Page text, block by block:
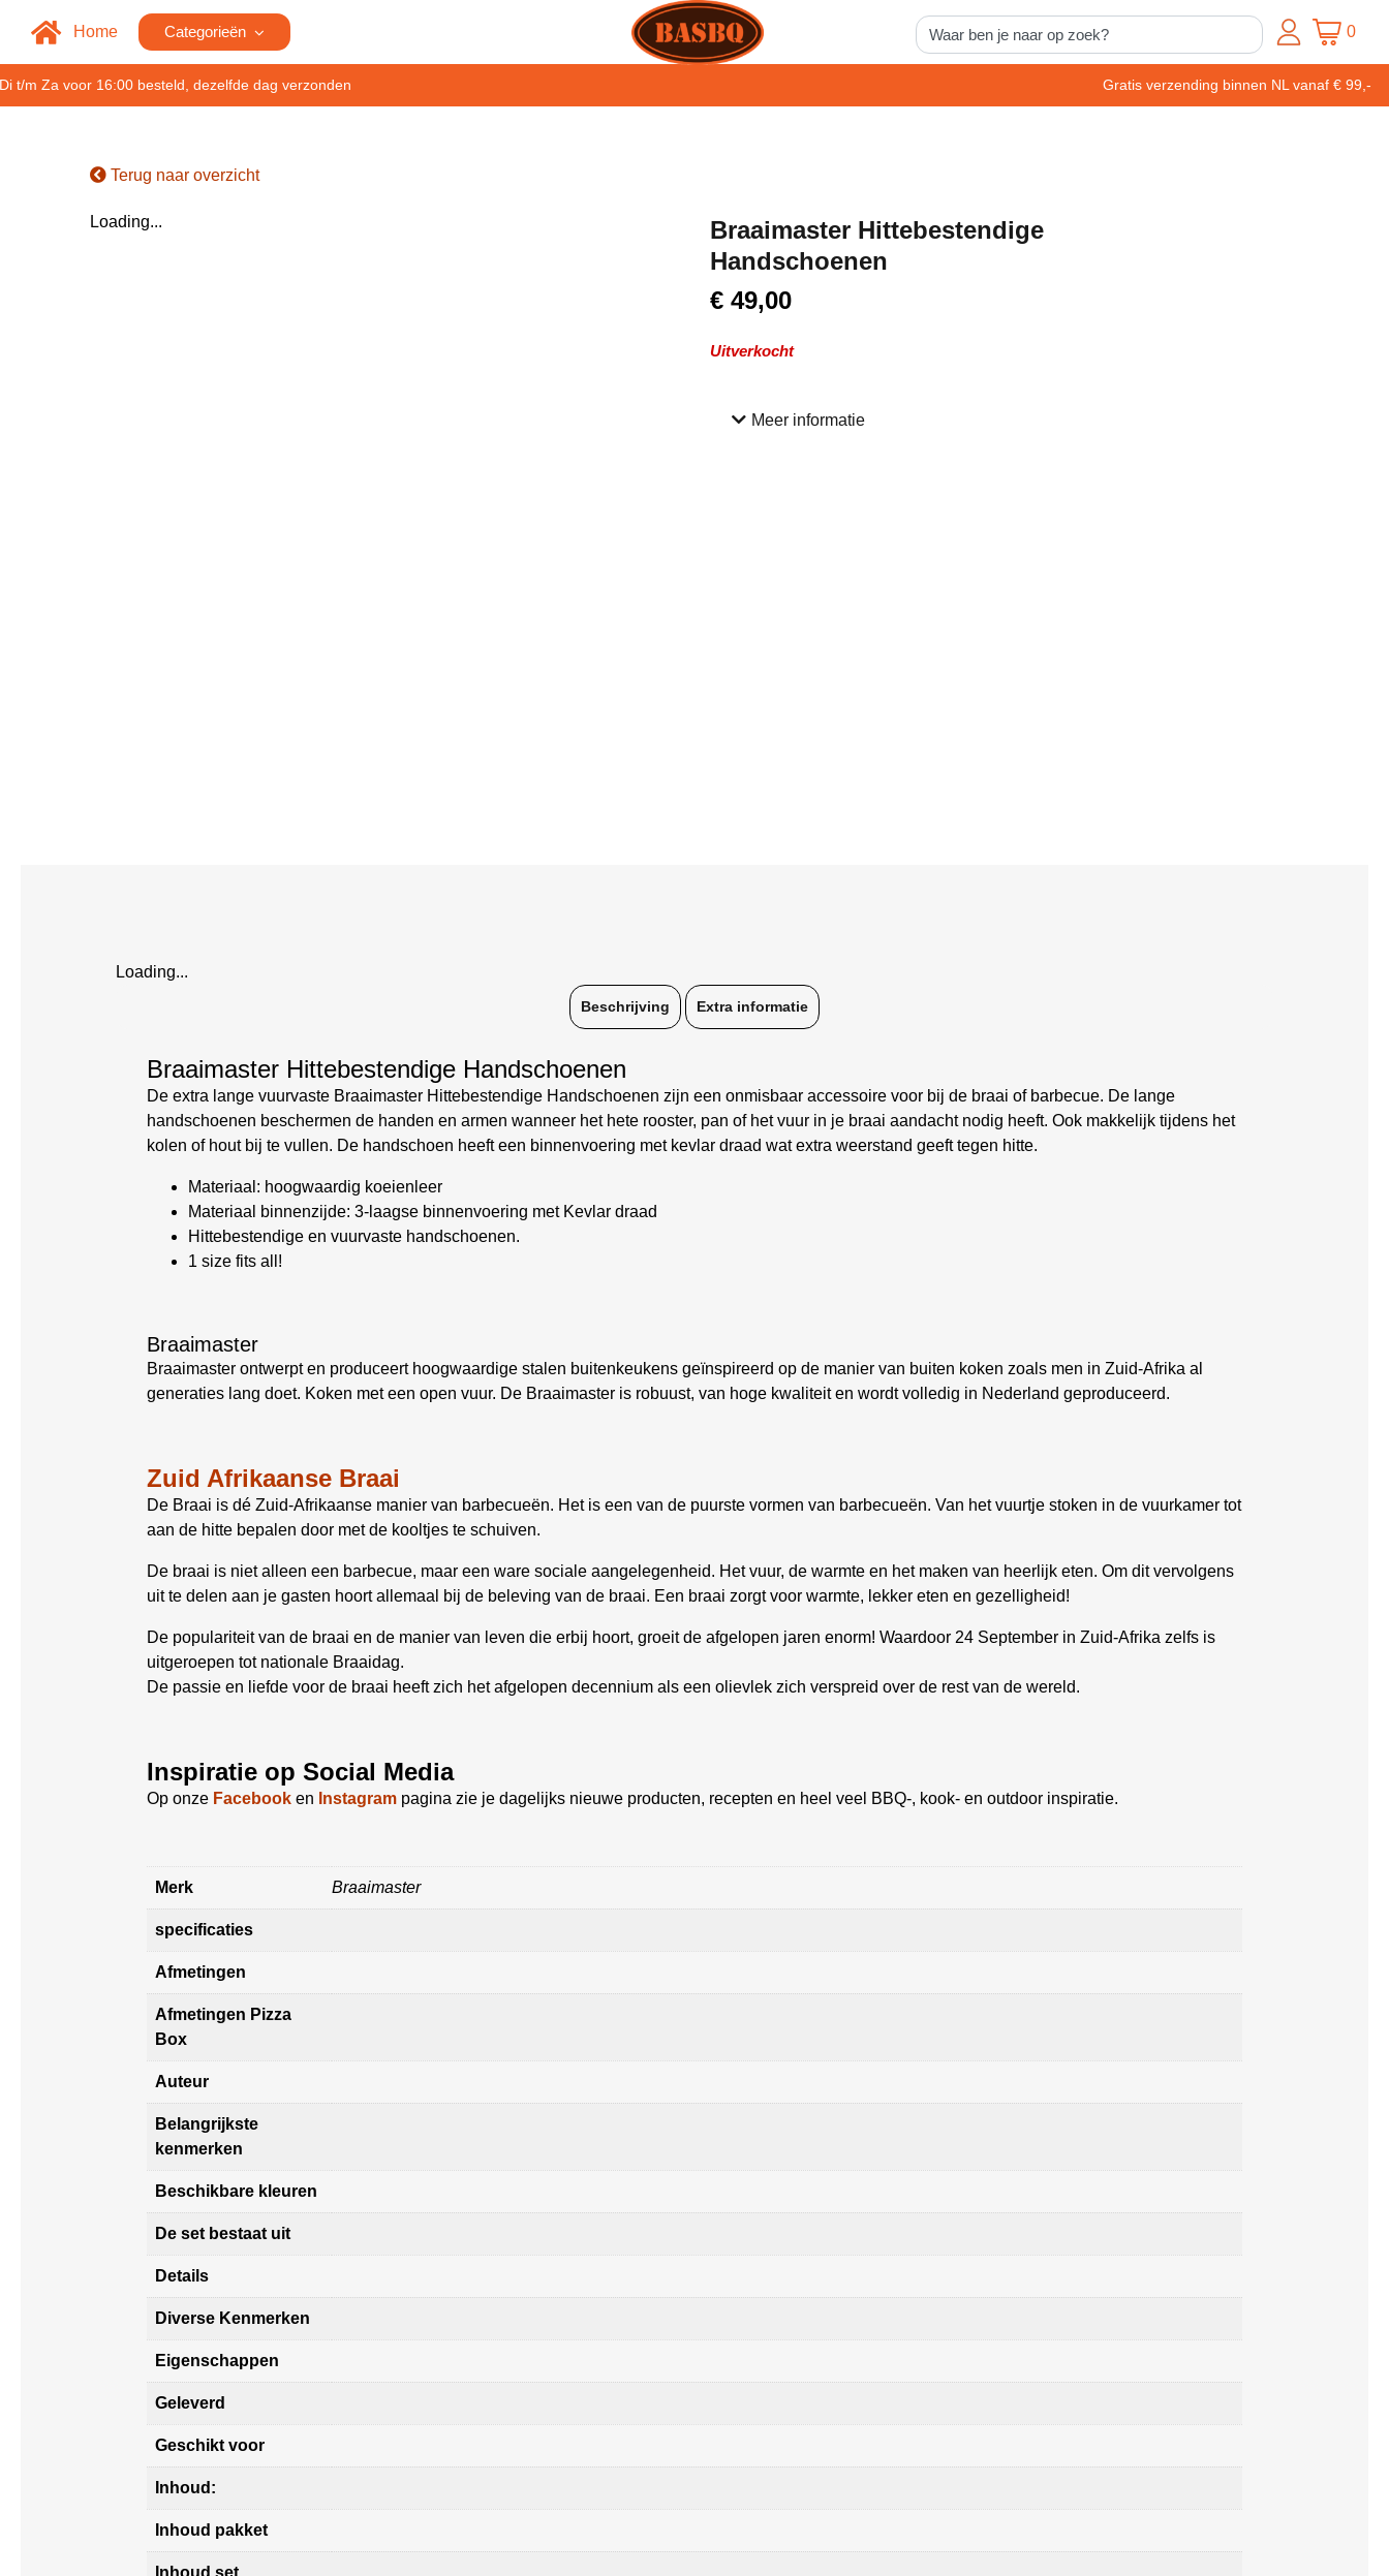
Home Categorieën 0
t/m Za voor 16:00 besteld, dezelfde dag verzonden Gratis verzending binnen NL vanaf € 99,-
Terug naar overzicht
Loading...
Braaimaster Hittebestendige
Handschoenen
€ 49,00
Uitverkocht
Meer informatie
Loading...
Beschrijving Extra informatie
Braaimaster Hittebestendige Handschoenen
De extra lange vuurvaste Braaimaster Hittebestendige Handschoenen zijn een onmisbaar accessoire voor bij de braai of barbecue. De lange
handschoenen beschermen de handen en armen wanneer het hete rooster, pan of het vuur in je braai aandacht nodig heeft. Ook makkelijk tijdens het
kolen of hout bij te vullen. De handschoen heeft een binnenvoering met kevlar draad wat extra weerstand geeft tegen hitte.
Materiaal: hoogwaardig koeienleer
Materiaal binnenzijde: 3-laagse binnenvoering met Kevlar draad
Hittebestendige en vuurvaste handschoenen.
1 size fits all!
Braaimaster
Braaimaster ontwerpt en produceert hoogwaardige stalen buitenkeukens geïnspireerd op de manier van buiten koken zoals men in Zuid-Afrika al
generaties lang doet. Koken met een open vuur. De Braaimaster is robuust, van hoge kwaliteit en wordt volledig in Nederland geproduceerd.
Zuid Afrikaanse Braai
De Braai is dé Zuid-Afrikaanse manier van barbecueën. Het is een van de puurste vormen van barbecueën. Van het vuurtje stoken in de vuurkamer tot
aan de hitte bepalen door met de kooltjes te schuiven.
De braai is niet alleen een barbecue, maar een ware sociale aangelegenheid. Het vuur, de warmte en het maken van heerlijk eten. Om dit vervolgens
uit te delen aan je gasten hoort allemaal bij de beleving van de braai. Een braai zorgt voor warmte, lekker eten en gezelligheid!
De populariteit van de braai en de manier van leven die erbij hoort, groeit de afgelopen jaren enorm! Waardoor 24 September in Zuid-Afrika zelfs is
uitgeroepen tot nationale Braaidag.
De passie en liefde voor de braai heeft zich het afgelopen decennium als een olievlek zich verspreid over de rest van de wereld.
Inspiratie op Social Media
Op onze Facebook en Instagram pagina zie je dagelijks nieuwe producten, recepten en heel veel BBQ-, kook- en outdoor inspiratie.
Merk Braaimaster
specificaties
Afmetingen
Afmetingen Pizza
Box
Auteur
Belangrijkste
kenmerken
Beschikbare kleuren
De set bestaat uit
Details
Diverse Kenmerken
Eigenschappen
Geleverd
Geschikt voor
Inhoud:
Inhoud pakket
Inhoud set